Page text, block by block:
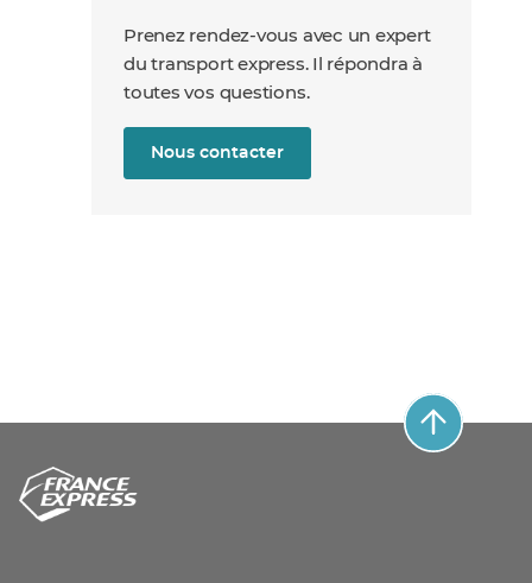
Prenez rendez-vous avec un expert
du transport express. Il répondra à
toutes vos questions.
Nous contacter